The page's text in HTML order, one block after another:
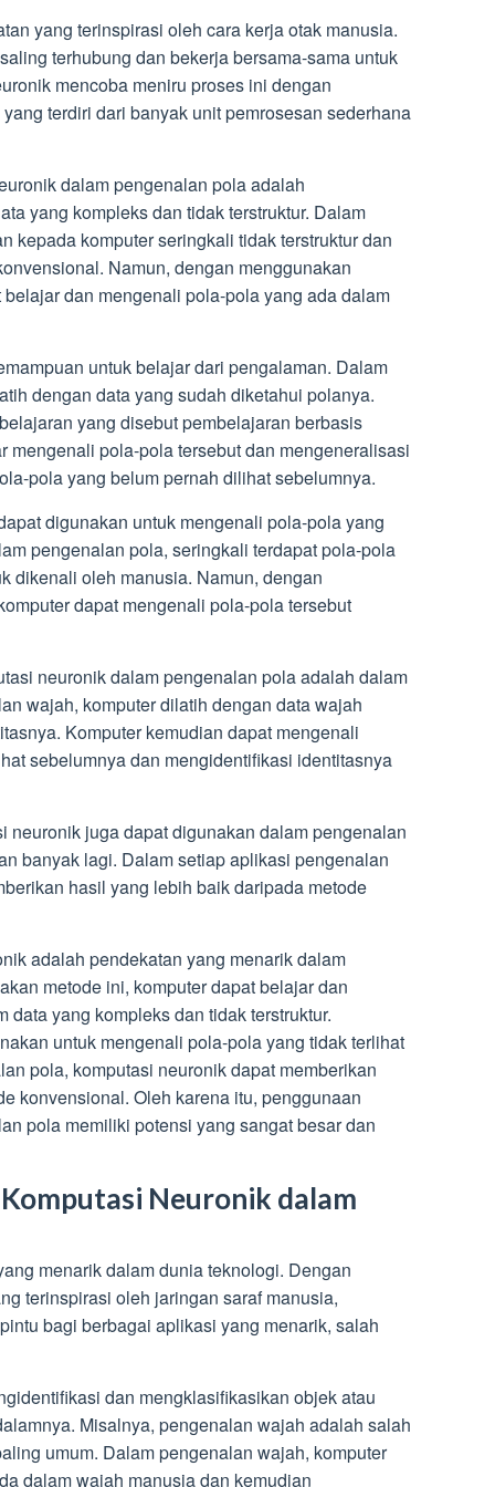
yang terinspirasi oleh cara kerja otak manusia.
terhubung dan bekerja bersama-sama untuk
mencoba meniru proses ini dengan
terdiri dari banyak unit pemrosesan sederhana
dalam pengenalan pola adalah
yang kompleks dan tidak terstruktur. Dalam
kepada komputer seringkali tidak terstruktur dan
Namun, dengan menggunakan
dan mengenali pola-pola yang ada dalam
untuk belajar dari pengalaman. Dalam
dengan data yang sudah diketahui polanya.
yang disebut pembelajaran berbasis
mengenali pola-pola tersebut dan mengeneralisasi
pola yang belum pernah dilihat sebelumnya.
digunakan untuk mengenali pola-pola yang
pengenalan pola, seringkali terdapat pola-pola
dikenali oleh manusia. Namun, dengan
dapat mengenali pola-pola tersebut
neuronik dalam pengenalan pola adalah dalam
wajah, komputer dilatih dengan data wajah
Komputer kemudian dapat mengenali
sebelumnya dan mengidentifikasi identitasnya
neuronik juga dapat digunakan dalam pengenalan
banyak lagi. Dalam setiap aplikasi pengenalan
hasil yang lebih baik daripada metode
adalah pendekatan yang menarik dalam
metode ini, komputer dapat belajar dan
yang kompleks dan tidak terstruktur.
untuk mengenali pola-pola yang tidak terlihat
pola, komputasi neuronik dapat memberikan
konvensional. Oleh karena itu, penggunaan
pola memiliki potensi yang sangat besar dan
Neuronik dalam
menarik dalam dunia teknologi. Dengan
terinspirasi oleh jaringan saraf manusia,
bagi berbagai aplikasi yang menarik, salah
dan mengklasifikasikan objek atau
Misalnya, pengenalan wajah adalah salah
umum. Dalam pengenalan wajah, komputer
dalam wajah manusia dan kemudian